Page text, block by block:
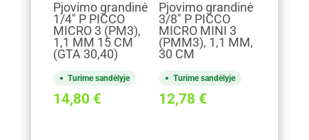
Pjovimo grandinė
1/4" P PICCO
MICRO 3 (PM3),
1,1 MM 15 CM
(GTA 30,40)
Turime sandėlyje
14,80 €
Pjovimo grandinė
3/8" P PICCO
MICRO MINI 3
(PMM3), 1,1 MM,
30 CM
Turime sandėlyje
12,78 €